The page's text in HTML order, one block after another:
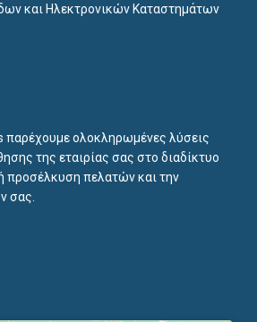
και Ηλεκτρονικών Καταστημάτων
παρέχουμε ολοκληρωμένες λύσεις
της εταιρίας σας στο διαδίκτυο
προσέλκυση πελατών και την
σας.